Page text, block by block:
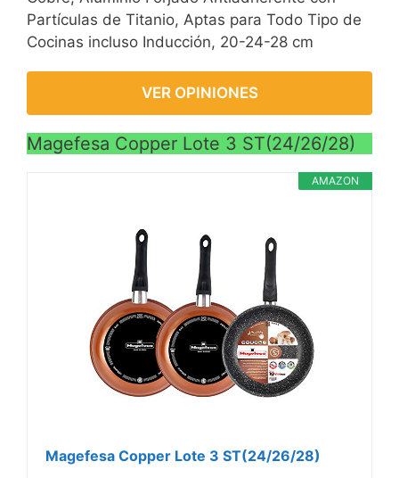
Partículas de Titanio, Aptas para Todo Tipo de
Cocinas incluso Inducción, 20-24-28 cm
VER OPINIONES
Magefesa Copper Lote 3 ST(24/26/28)
AMAZON
Magefesa Copper Lote 3 ST(24/26/28)